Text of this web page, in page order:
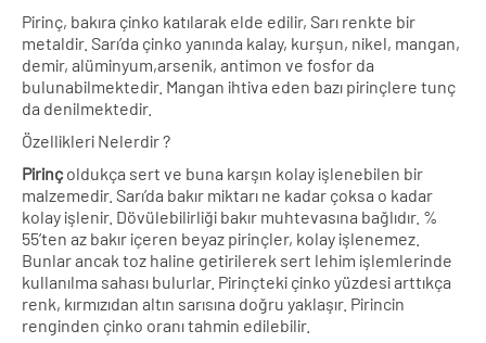
Pirinç, bakıra çinko katılarak elde edilir, Sarı renkte bir
metaldir. Sarı’da çinko yanında kalay, kurşun, nikel, mangan,
demir, alüminyum,arsenik, antimon ve fosfor da
bulunabilmektedir. Mangan ihtiva eden bazı pirinçlere tunç
da denilmektedir.
Özellikleri Nelerdir ?
Pirinç oldukça sert ve buna karşın kolay işlenebilen bir
malzemedir. Sarı’da bakır miktarı ne kadar çoksa o kadar
kolay işlenir. Dövülebilirliği bakır muhtevasına bağlıdır. %
55’ten az bakır içeren beyaz pirinçler, kolay işlenemez.
Bunlar ancak toz haline getirilerek sert lehim işlemlerinde
kullanılma sahası bulurlar. Pirinçteki çinko yüzdesi arttıkça
renk, kırmızıdan altın sarısına doğru yaklaşır. Pirincin
renginden çinko oranı tahmin edilebilir.